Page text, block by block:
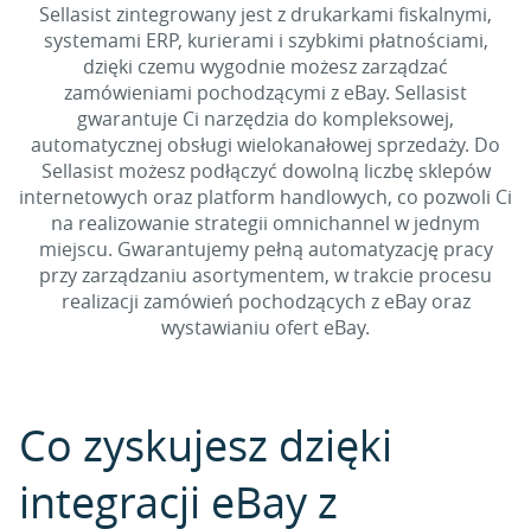
Sellasist zintegrowany jest z drukarkami fiskalnymi,
systemami ERP, kurierami i szybkimi płatnościami,
dzięki czemu wygodnie możesz zarządzać
zamówieniami pochodzącymi z eBay. Sellasist
gwarantuje Ci narzędzia do kompleksowej,
automatycznej obsługi wielokanałowej sprzedaży. Do
Sellasist możesz podłączyć dowolną liczbę sklepów
internetowych oraz platform handlowych, co pozwoli Ci
na realizowanie strategii omnichannel w jednym
miejscu. Gwarantujemy pełną automatyzację pracy
przy zarządzaniu asortymentem, w trakcie procesu
realizacji zamówień pochodzących z eBay oraz
wystawianiu ofert eBay.
Co zyskujesz dzięki
integracji eBay z